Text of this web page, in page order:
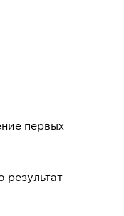
первых
результат